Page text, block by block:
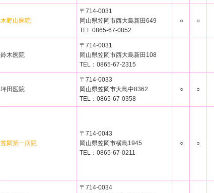
木野山医院
〒714-0031
岡山県笠岡市西大島新田649
TEL:0865-67-0852
○ ○
鈴木医院
〒714-0031
岡山県笠岡市西大島新田108
TEL：0865-67-2315
坪田医院
〒714-0033
岡山県笠岡市大島中8362
TEL：0865-67-0358
○ ○
笠岡第一病院
〒714-0043
岡山県笠岡市横島1945
TEL：0865-67-0211
○ ○
〒714-0034